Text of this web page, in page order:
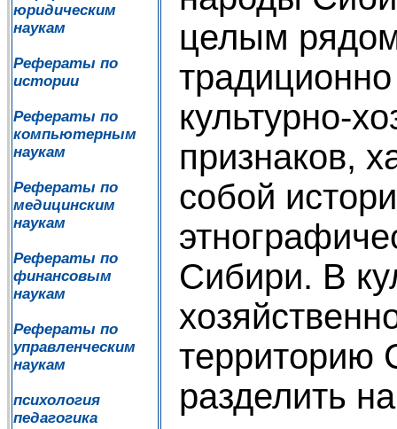
юридическим
наукам
Рефераты по
истории
Рефераты по
компьютерным
наукам
Рефераты по
медицинским
наукам
Рефераты по
финансовым
наукам
Рефераты по
управленческим
наукам
психология
педагогика
целым
культурно-
признаков,
собой
Сибири. В
территорию
разделить